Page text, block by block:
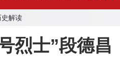
史解读
烈士”段德昌